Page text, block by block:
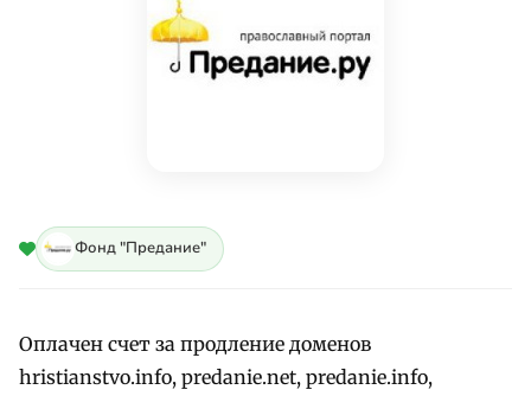
Фонд "Предание"
Оплачен счет за продление доменов
hristianstvo.info, predanie.net, predanie.info,